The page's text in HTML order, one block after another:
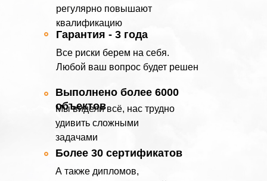
регулярно повышают
квалификацию
Гарантия - 3 года
Все риски берем на себя.
Любой ваш вопрос будет решен
Выполнено более 6000
объектов
Мы видели всё, нас трудно
удивить сложными
задачами
Более 30 сертификатов
А также дипломов,